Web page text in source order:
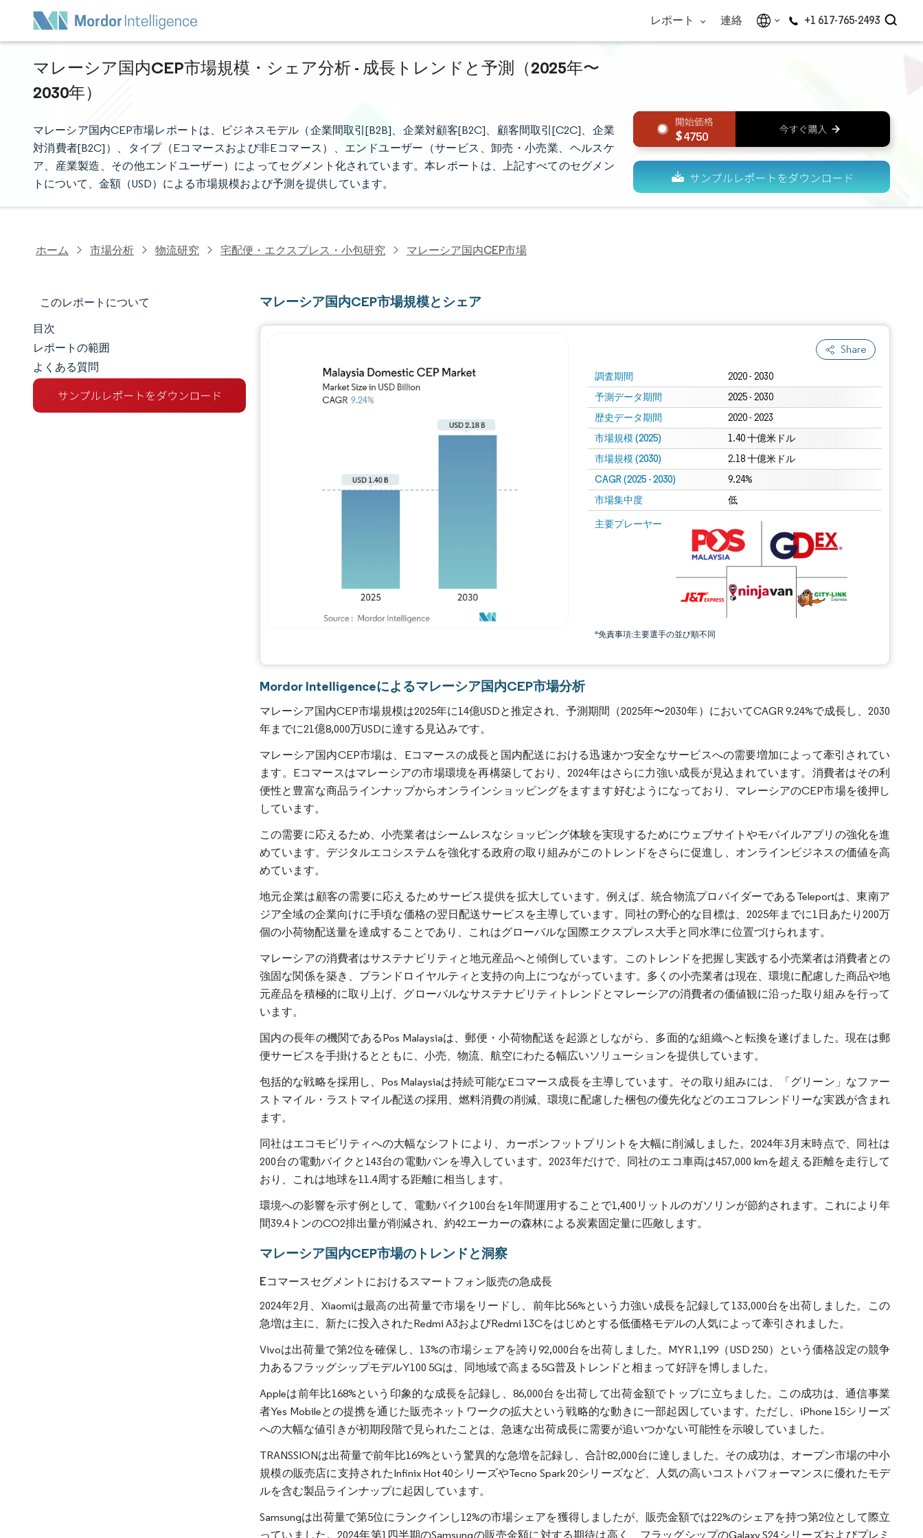
レポート 連絡 +1 617-765-2493
マレーシア国内CEP市場規模・シェア分析 - 成長トレンドと予測（2025年〜
2030年）
マレーシア国内CEP市場レポートは、ビジネスモデル（企業間取引[B2B]、企業対顧客[B2C]、顧客間取引[C2C]、企業
対消費者[B2C]）、タイプ（Eコマースおよび非Eコマース）、エンドユーザー（サービス、卸売・小売業、ヘルスケ
ア、産業製造、その他エンドユーザー）によってセグメント化されています。本レポートは、上記すべてのセグメン
トについて、金額（USD）による市場規模および予測を提供しています。
4750
ホーム 市場分析 物流研究 宅配便・エクスプレス・小包研究 マレーシア国内CEP市場
このレポートについて
マーケットスナップショット
市場概要
主な市場動向
目次
レポートの範囲
よくある質問
マレーシア国内CEP市場規模とシェア
Share
調査期間 2020 - 2030
予測データ期間 2025 - 2030
歴史データ期間 2020 - 2023
市場規模 (2025) 1.40 十億米ドル
市場規模 (2030) 2.18 十億米ドル
CAGR (2025 - 2030) 9.24%
市場集中度 低
主要プレーヤー
*免責事項:主要選手の並び順不同
Mordor Intelligenceによるマレーシア国内CEP市場分析
マレーシア国内CEP市場規模は2025年に14億USDと推定され、予測期間（2025年〜2030年）においてCAGR 9.24%で成長し、2030
年までに21億8,000万USDに達する見込みです。
マレーシア国内CEP市場は、Eコマースの成長と国内配送における迅速かつ安全なサービスへの需要増加によって牽引されてい
ます。Eコマースはマレーシアの市場環境を再構築しており、2024年はさらに力強い成長が見込まれています。消費者はその利
便性と豊富な商品ラインナップからオンラインショッピングをますます好むようになっており、マレーシアのCEP市場を後押し
しています。
この需要に応えるため、小売業者はシームレスなショッピング体験を実現するためにウェブサイトやモバイルアプリの強化を進
めています。デジタルエコシステムを強化する政府の取り組みがこのトレンドをさらに促進し、オンラインビジネスの価値を高
めています。
地元企業は顧客の需要に応えるためサービス提供を拡大しています。例えば、統合物流プロバイダーであるTeleportは、東南ア
ジア全域の企業向けに手頃な価格の翌日配送サービスを主導しています。同社の野心的な目標は、2025年までに1日あたり200万
個の小荷物配送量を達成することであり、これはグローバルな国際エクスプレス大手と同水準に位置づけられます。
マレーシアの消費者はサステナビリティと地元産品へと傾倒しています。このトレンドを把握し実践する小売業者は消費者との
強固な関係を築き、ブランドロイヤルティと支持の向上につながっています。多くの小売業者は現在、環境に配慮した商品や地
元産品を積極的に取り上げ、グローバルなサステナビリティトレンドとマレーシアの消費者の価値観に沿った取り組みを行って
います。
国内の長年の機関であるPos Malaysiaは、郵便・小荷物配送を起源としながら、多面的な組織へと転換を遂げました。現在は郵
便サービスを手掛けるとともに、小売、物流、航空にわたる幅広いソリューションを提供しています。
包括的な戦略を採用し、Pos Malaysiaは持続可能なEコマース成長を主導しています。その取り組みには、「グリーン」なファー
ストマイル・ラストマイル配送の採用、燃料消費の削減、環境に配慮した梱包の優先化などのエコフレンドリーな実践が含まれ
ます。
同社はエコモビリティへの大幅なシフトにより、カーボンフットプリントを大幅に削減しました。2024年3月末時点で、同社は
200台の電動バイクと143台の電動バンを導入しています。2023年だけで、同社のエコ車両は457,000 kmを超える距離を走行して
おり、これは地球を11.4周する距離に相当します。
環境への影響を示す例として、電動バイク100台を1年間運用することで1,400リットルのガソリンが節約されます。これにより年
間39.4トンのCO2排出量が削減され、約42エーカーの森林による炭素固定量に匹敵します。
マレーシア国内CEP市場のトレンドと洞察
Eコマースセグメントにおけるスマートフォン販売の急成長
2024年2月、Xiaomiは最高の出荷量で市場をリードし、前年比56%という力強い成長を記録して133,000台を出荷しました。この
急増は主に、新たに投入されたRedmi A3およびRedmi 13Cをはじめとする低価格モデルの人気によって牽引されました。
Vivoは出荷量で第2位を確保し、13%の市場シェアを誇り92,000台を出荷しました。MYR 1,199（USD 250）という価格設定の競争
力あるフラッグシップモデルY100 5Gは、同地域で高まる5G普及トレンドと相まって好評を博しました。
Appleは前年比168%という印象的な成長を記録し、86,000台を出荷して出荷金額でトップに立ちました。この成功は、通信事業
者Yes Mobileとの提携を通じた販売ネットワークの拡大という戦略的な動きに一部起因しています。ただし、iPhone 15シリーズ
への大幅な値引きが初期段階で見られたことは、急速な出荷成長に需要が追いつかない可能性を示唆していました。
TRANSSIONは出荷量で前年比169%という驚異的な急増を記録し、合計82,000台に達しました。その成功は、オープン市場の中小
規模の販売店に支持されたInfinix Hot 40シリーズやTecno Spark 20シリーズなど、人気の高いコストパフォーマンスに優れたモデ
ルを含む製品ラインナップに起因しています。
Samsungは出荷量で第5位にランクインし12%の市場シェアを獲得しましたが、販売金額では22%のシェアを持つ第2位として際立
っていました。2024年第1四半期のSamsungの販売金額に対する期待は高く、フラッグシップのGalaxy S24シリーズおよびプレミ